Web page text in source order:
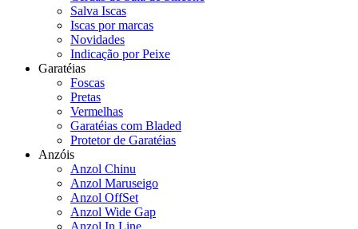
Salva Iscas
Iscas por marcas
Novidades
Indicação por Peixe
Garatéias
Foscas
Pretas
Vermelhas
Garatéias com Bladed
Protetor de Garatéias
Anzóis
Anzol Chinu
Anzol Maruseigo
Anzol OffSet
Anzol Wide Gap
Anzol In Line